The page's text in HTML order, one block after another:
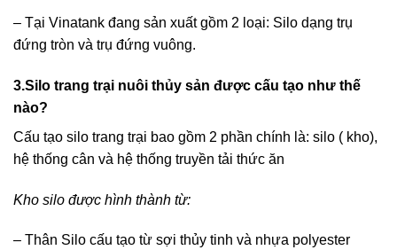
– Tại Vinatank đang sản xuất gồm 2 loại: Silo dạng trụ
đứng tròn và trụ đứng vuông.
3.Silo trang trại nuôi thủy sản được cấu tạo như thế
nào?
Cấu tạo silo trang trại bao gồm 2 phần chính là: silo ( kho),
hệ thống cân và hệ thống truyền tải thức ăn
Kho silo được hình thành từ:
– Thân Silo cấu tạo từ sợi thủy tinh và nhựa polyester